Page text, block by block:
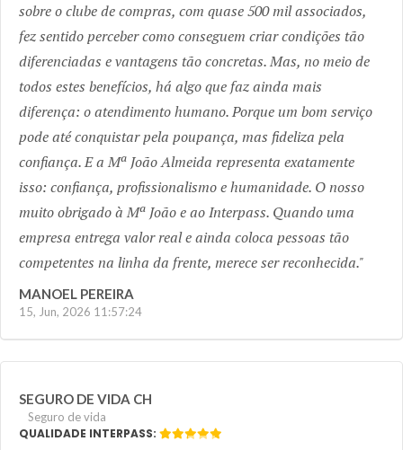
sobre o clube de compras, com quase 500 mil associados,
fez sentido perceber como conseguem criar condições tão
diferenciadas e vantagens tão concretas. Mas, no meio de
todos estes benefícios, há algo que faz ainda mais
diferença: o atendimento humano. Porque um bom serviço
pode até conquistar pela poupança, mas fideliza pela
confiança. E a Mª João Almeida representa exatamente
isso: confiança, profissionalismo e humanidade. O nosso
muito obrigado à Mª João e ao Interpass. Quando uma
empresa entrega valor real e ainda coloca pessoas tão
competentes na linha da frente, merece ser reconhecida.
MANOEL PEREIRA
15, Jun, 2026 11:57:24
SEGURO DE VIDA CH
Seguro de vida
QUALIDADE INTERPASS: